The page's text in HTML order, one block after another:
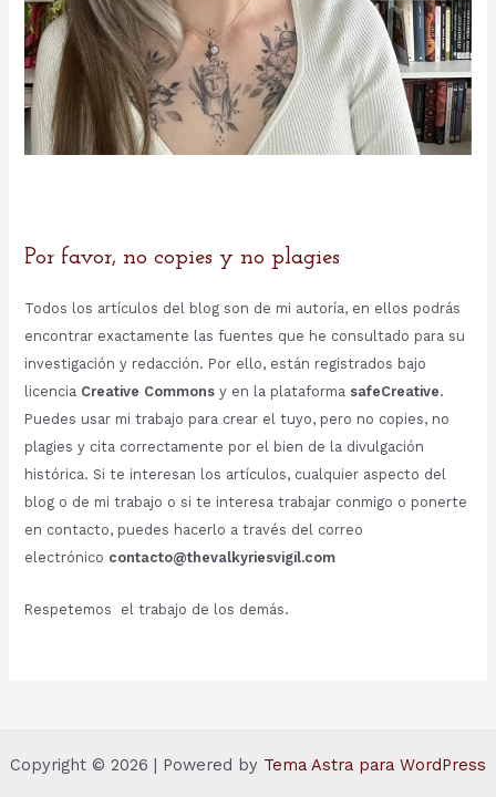
Por favor, no copies y no plagies
Todos los artículos del blog son de mi autoría, en ellos podrás
encontrar exactamente las fuentes que he consultado para su
investigación y redacción. Por ello, están registrados bajo
licencia Creative Commonsy en la plataforma safeCreative.
Puedes usar mi trabajo para crear el tuyo, pero no copies, no
plagies y cita correctamente por el bien de la divulgación
histórica. Si te interesan los artículos, cualquier aspecto del
blog o de mi trabajo o si te interesa trabajar conmigo o ponerte
en contacto, puedes hacerlo a través del correo
electrónico contacto@thevalkyriesvigil.com
Respetemos el trabajo de los demás.
Copyright © 2026 | Powered by Tema Astra para WordPress